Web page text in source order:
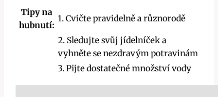
Tipy na
hubnutí:
1. Cvičte‌ pravidelně a různorodě
2. ​Sledujte ​svůj ⁤jídelníček a
vyhněte se nezdravým potravinám
3. Pijte dostatečné ⁣množství vody